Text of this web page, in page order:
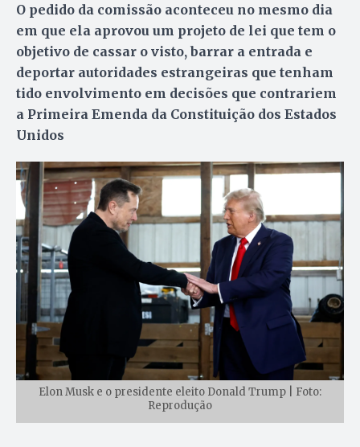
O pedido da comissão aconteceu no mesmo dia
em que ela aprovou um projeto de lei que tem o
objetivo de cassar o visto, barrar a entrada e
deportar autoridades estrangeiras que tenham
tido envolvimento em decisões que contrariem
a Primeira Emenda da Constituição dos Estados
Unidos
Elon Musk e o presidente eleito Donald Trump | Foto:
Reprodução